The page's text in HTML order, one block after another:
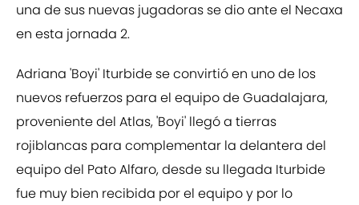
una de sus nuevas jugadoras se dio ante el Necaxa
en esta jornada 2.
Adriana 'Boyi' Iturbide se convirtió en uno de los
nuevos refuerzos para el equipo de Guadalajara,
proveniente del Atlas, 'Boyi' llegó a tierras
rojiblancas para complementar la delantera del
equipo del Pato Alfaro, desde su llegada Iturbide
fue muy bien recibida por el equipo y por lo